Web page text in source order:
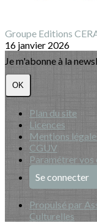
Groupe Editions
16 janvier 2026
Je m'abonne à la
OK
Plan du site
Licences
Mentions
CGUV
Paramétrer vos
Se connecter
Propulsé par
Culturelles